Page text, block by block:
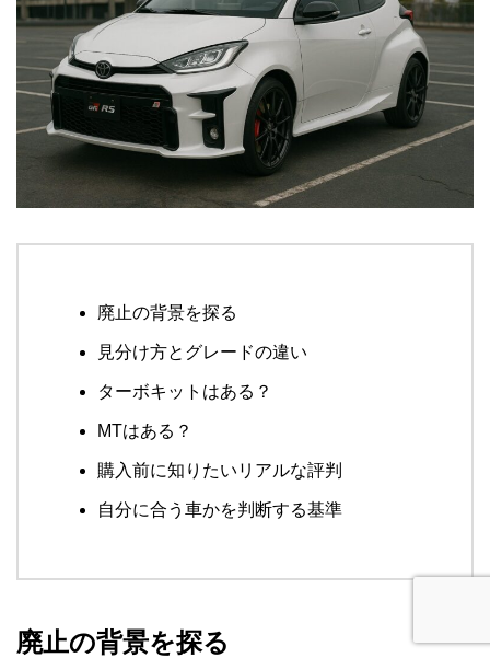
廃止の背景を探る
見分け方とグレードの違い
ターボキットはある？
MTはある？
購入前に知りたいリアルな評判
自分に合う車かを判断する基準
廃止の背景を探る